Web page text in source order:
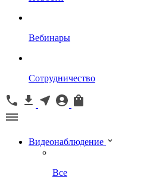
Вебинары
Сотрудничество
Видеонаблюдение
Все